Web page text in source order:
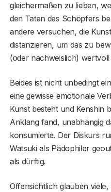
gleichermaßen zu lieben,
den Taten des Schöpfers
andere versuchen, die
distanzieren, um das zu
(oder nachweislich) wertvoll
Beides ist nicht unbedingt
eine gewisse emotionale
Kunst besteht und Kenshin
Anklang fand, unabhängig
konsumierte. Der Diskurs
Watsuki als Pädophiler
als dürftig.
Offensichtlich glauben